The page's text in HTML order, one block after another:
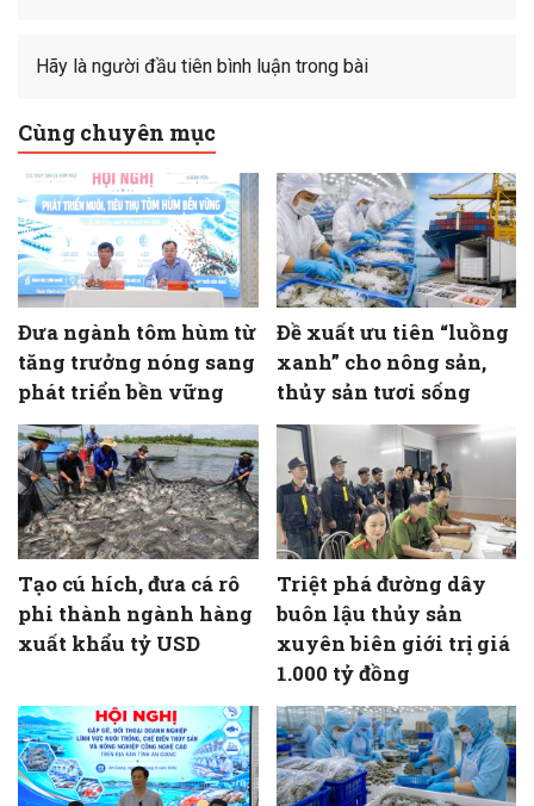
Hãy là người đầu tiên bình luận trong bài
Cùng chuyên mục
Đưa ngành tôm hùm từ
tăng trưởng nóng sang
phát triển bền vững
Đề xuất ưu tiên “luồng
xanh” cho nông sản,
thủy sản tươi sống
Tạo cú hích, đưa cá rô
phi thành ngành hàng
xuất khẩu tỷ USD
Triệt phá đường dây
buôn lậu thủy sản
xuyên biên giới trị giá
1.000 tỷ đồng